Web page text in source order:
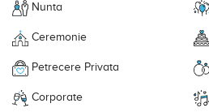
Nunta
Ceremonie
Petrecere Privata
Corporate